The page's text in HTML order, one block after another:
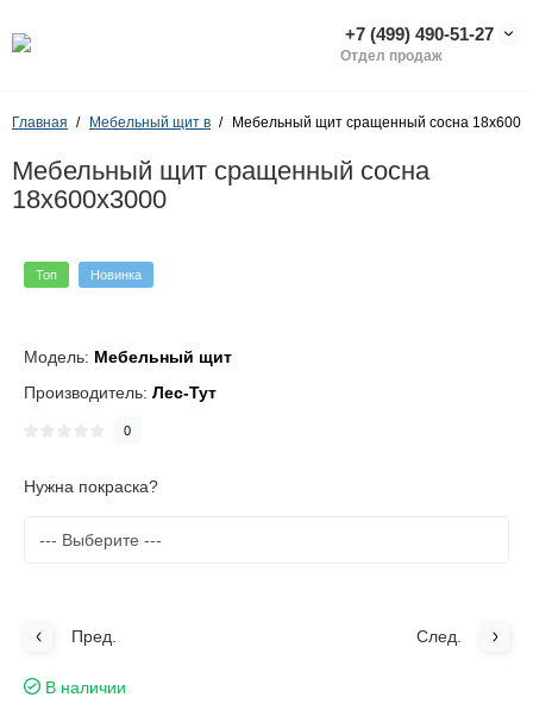
+7 (499) 490-51-27
Отдел продаж
Главная Мебельный щит в Мебельный щит сращенный сосна
Мебельный щит сращенный сосна
18х600х3000
Топ Новинка
Модель: Мебельный щит
Производитель: Лес-Тут
0
Нужна покраска?
Пред. След.
В наличии